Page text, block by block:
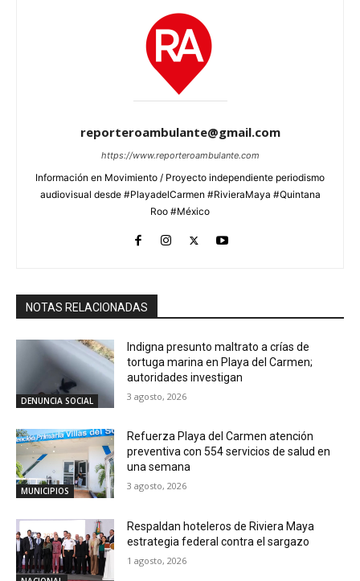
reporteroambulante@gmail.com
https://www.reporteroambulante.com
Información en Movimiento / Proyecto independiente periodismo
audiovisual desde #PlayadelCarmen #RivieraMaya #Quintana
Roo #México
NOTAS RELACIONADAS
DENUNCIA SOCIAL
Indigna presunto maltrato a crías de
tortuga marina en Playa del Carmen;
autoridades investigan
3 agosto, 2026
MUNICIPIOS
Refuerza Playa del Carmen atención
preventiva con 554 servicios de salud en
una semana
3 agosto, 2026
Respaldan hoteleros de Riviera Maya
estrategia federal contra el sargazo
1 agosto, 2026